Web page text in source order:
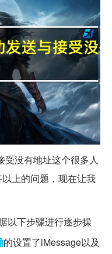
受没有地址这个很多人
上的问题，现在让我
以下步骤进行逐步操
的设置了iMessage以及